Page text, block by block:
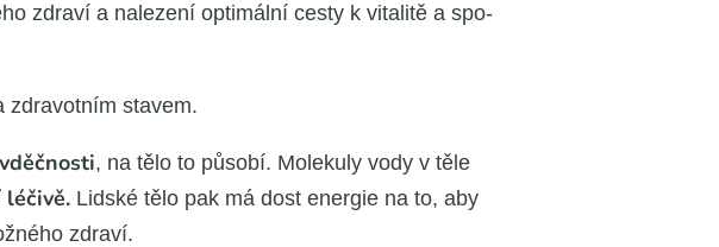
zdra­ví a nale­ze­ní opti­mál­ní ces­ty k vita­li­tě a spo­
zdra­vot­ním sta­vem.
, na tělo to půso­bí. Mole­ku­ly vody v těle
léči­vě. Lid­ské tělo pak má dost ener­gie na to, aby
zdra­ví.